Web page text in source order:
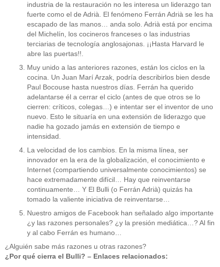
industria de la restauración no les interesa un liderazgo tan
fuerte como el de Adrià. El fenómeno Ferrán Adrià se les ha
escapado de las manos… anda solo. Adrià está por encima
del Michelín, los cocineros franceses o las industrias
terciarias de tecnología anglosajonas. ¡¡Hasta Harvard le
abre las puertas!!.
Muy unido a las anteriores razones, están los ciclos en la
cocina. Un Juan Marí Arzak, podría describirlos bien desde
Paul Bocouse hasta nuestros días. Ferrán ha querido
adelantarse él a cerrar el ciclo (antes de que otros se lo
cierren: críticos, colegas…) e intentar ser el inventor de uno
nuevo. Esto le situaría en una extensión de liderazgo que
nadie ha gozado jamás en extensión de tiempo e
intensidad.
La velocidad de los cambios. En la misma línea, ser
innovador en la era de la globalización, el conocimiento e
Internet (compartiendo universalmente conocimientos) se
hace extremadamente difícil… Hay que reinventarse
continuamente… Y El Bulli (o Ferrán Adrià) quizás ha
tomado la valiente iniciativa de reinventarse…
Nuestro amigos de Facebook han señalado algo importante
¿y las razones personales? ¿y la presión mediática…? Al fin
y al cabo Ferrán es humano…
¿Alguién sabe más razones u otras razones?
¿Por qué cierra el Bulli? – Enlaces relacionados: